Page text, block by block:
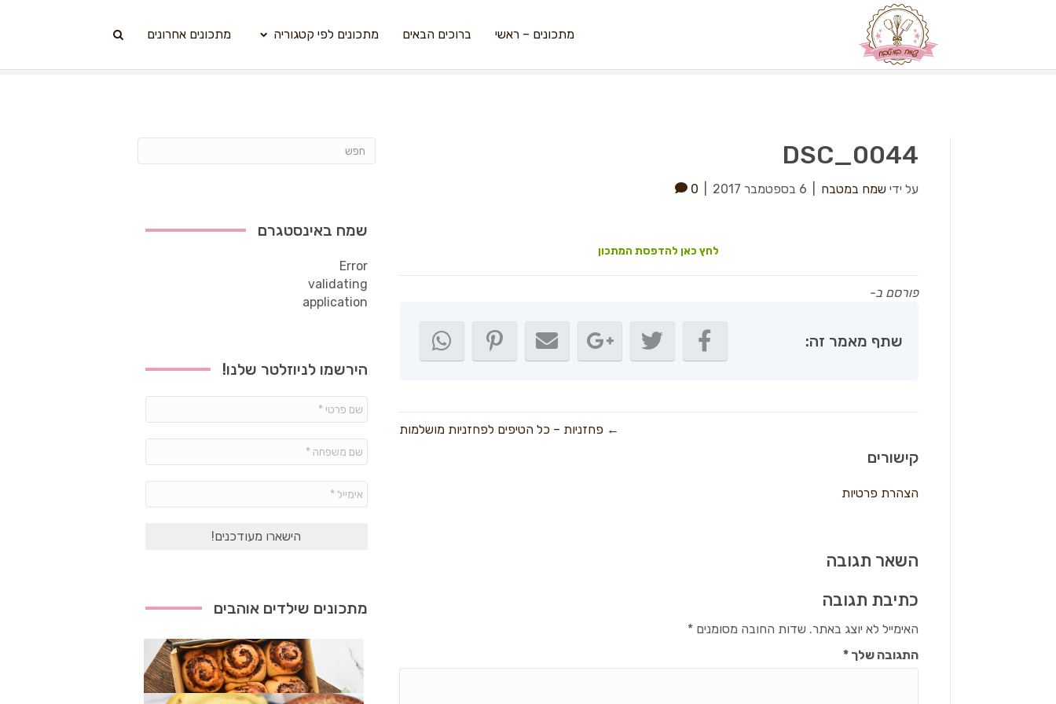
מתכונים – ראשי ברוכים הבאים מתכונים לפי קטגוריה מתכונים אחרונים
DSC_0044
על ידי שמח במטבח 6 בספטמבר 2017 0
לחץ כאן להדפסת המתכון
פורסם ב-
שתף מאמר זה:
← פחזניות – כל הטיפים לפחזניות מושלמות
קישורים
הצהרת פרטיות
השאר תגובה
כתיבת תגובה
האימייל לא יוצג באתר. שדות החובה מסומנים*
התגובה שלך*
שמח באינסטגרם
Error
validating
application
הירשמו לניוזלטר שלנו!
פרטי
משפחה
*
מתכונים שילדים אוהבים